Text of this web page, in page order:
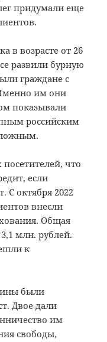
придумали еще
в возрасте от 26
развили бурную
граждане с
им они
показывали
российским
что
если
С октября 2022
внесли
Общая
млн. рублей.
к
были
Двое дали
им
свободы,